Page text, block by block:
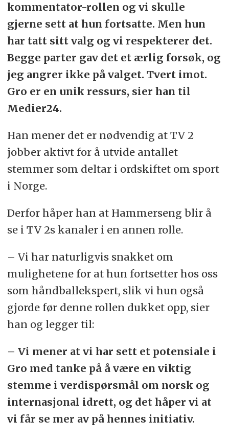
kommentator-rollen og vi skulle
gjerne sett at hun fortsatte. Men hun
har tatt sitt valg og vi respekterer det.
Begge parter gav det et ærlig forsøk, og
jeg angrer ikke på valget. Tvert imot.
Gro er en unik ressurs, sier han til
Medier24.
Han mener det er nødvendig at TV 2
jobber aktivt for å utvide antallet
stemmer som deltar i ordskiftet om sport
i Norge.
Derfor håper han at Hammerseng blir å
se i TV 2s kanaler i en annen rolle.
– Vi har naturligvis snakket om
mulighetene for at hun fortsetter hos oss
som håndballekspert, slik vi hun også
gjorde før denne rollen dukket opp, sier
han og legger til:
– Vi mener at vi har sett et potensiale i
Gro med tanke på å være en viktig
stemme i verdispørsmål om norsk og
internasjonal idrett, og det håper vi at
vi får se mer av på hennes initiativ.